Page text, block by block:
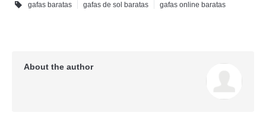
gafas baratas gafas de sol baratas gafas online baratas
About the author